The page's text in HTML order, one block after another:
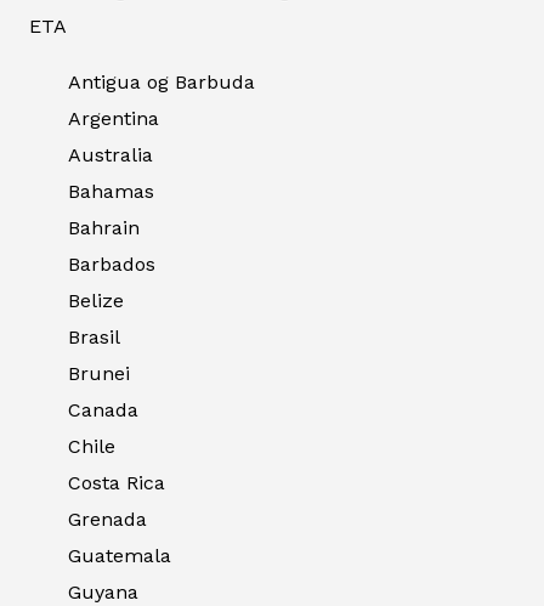
ETA
Antigua og Barbuda
Argentina
Australia
Bahamas
Bahrain
Barbados
Belize
Brasil
Brunei
Canada
Chile
Costa Rica
Grenada
Guatemala
Guyana